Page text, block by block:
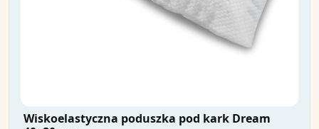
Wiskoelastyczna poduszka pod kark Dream